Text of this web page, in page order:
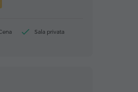
Sala privata